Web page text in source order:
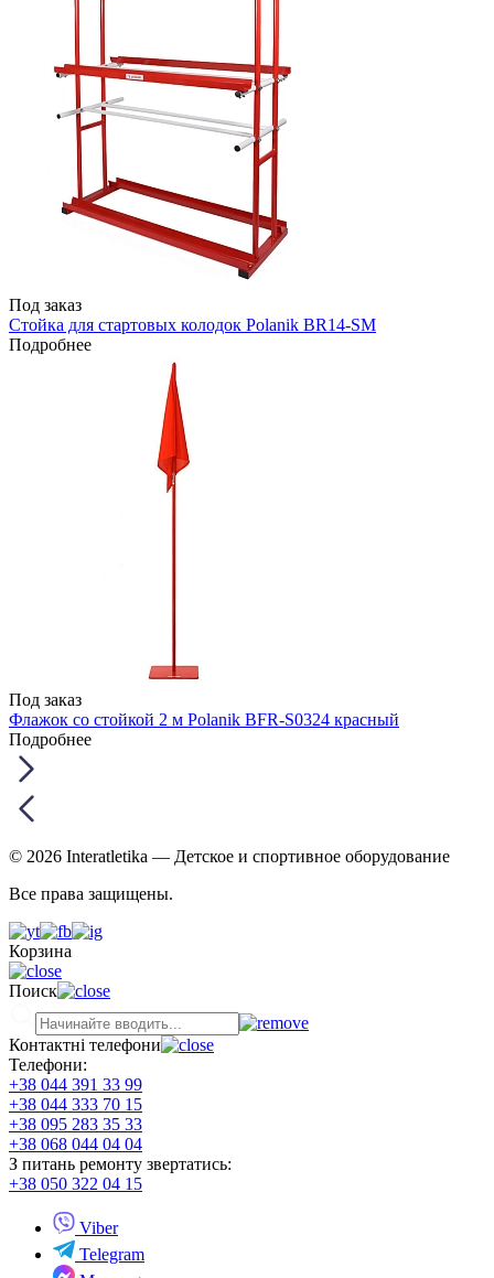
Под заказ
Стойка для стартовых колодок Polanik BR14-SM
Подробнее
Под заказ
Флажок со стойкой 2 м Polanik BFR-S0324 красный
Подробнее
© 2026 Interatletika — Детское и спортивное оборудование
Все права защищены.
Корзина
Поиск
Контактні телефони
Телефони:
+38 044 391 33 99
+38 044 333 70 15
+38 095 283 35 33
+38 068 044 04 04
З питань ремонту звертатись:
+38 050 322 04 15
Viber
Telegram